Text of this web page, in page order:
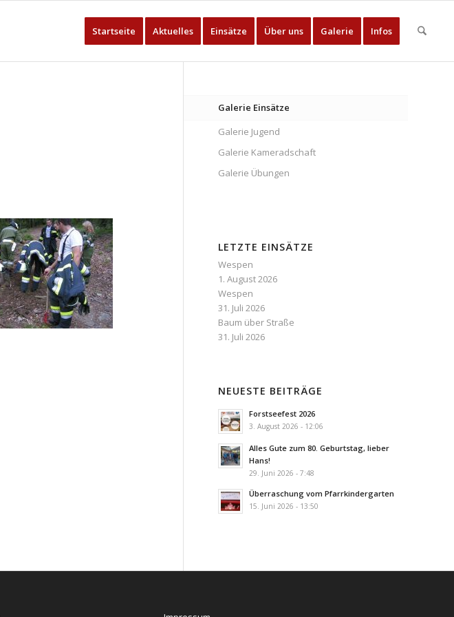
Startseite Aktuelles Einsätze Über uns Galerie Infos
Galerie Einsätze
Galerie Jugend
Galerie Kameradschaft
Galerie Übungen
LETZTE EINSÄTZE
Wespen
1. August 2026
Wespen
31. Juli 2026
Baum über Straße
31. Juli 2026
NEUESTE BEITRÄGE
Forstseefest 2026
3. August 2026 - 12:06
Alles Gute zum 80. Geburtstag, lieber
Hans!
29. Juni 2026 - 7:48
Überraschung vom Pfarrkindergarten
15. Juni 2026 - 13:50